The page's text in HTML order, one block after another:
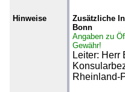
Hinweise
Zusätzliche
Bonn
Angaben zu
Gewähr!
Leiter: Herr
Rheinland-